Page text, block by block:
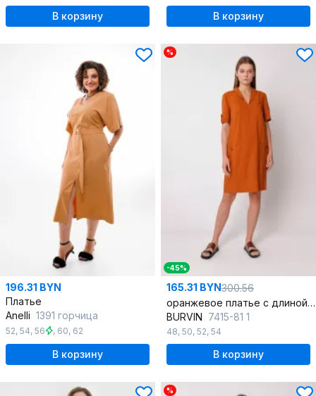
В корзину В корзину
196.31 BYN
Платье
Anelli 1391 горчица
52, 54, 56 , 60, 62
В корзину
%
-45%
165.31 BYN300.56
оранжевое платье с длиной 89 см из вискозы в стиле на каждый день
BURVIN 7415-81 1
48, 50, 52, 54
В корзину
%